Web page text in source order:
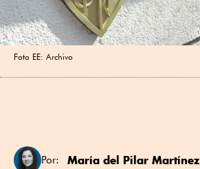
Foto EE: Archivo
Por: María del Pilar Martínez